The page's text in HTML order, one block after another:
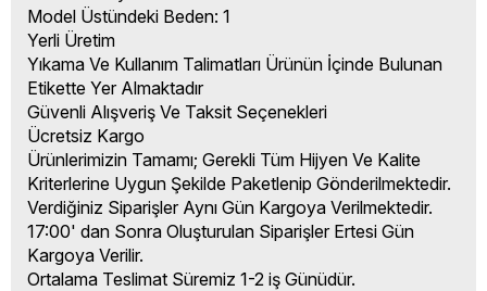
Model Üstündeki Beden: 1
Yerli Üretim
Yıkama Ve Kullanım Talimatları Ürünün İçinde Bulunan
Etikette Yer Almaktadır
Güvenli Alışveriş Ve Taksit Seçenekleri
Ücretsiz Kargo
Ürünlerimizin Tamamı; Gerekli Tüm Hijyen Ve Kalite
Kriterlerine Uygun Şekilde Paketlenip Gönderilmektedir.
Verdiğiniz Siparişler Aynı Gün Kargoya Verilmektedir.
17:00' dan Sonra Oluşturulan Siparişler Ertesi Gün
Kargoya Verilir.
Ortalama Teslimat Süremiz 1-2 iş Günüdür.